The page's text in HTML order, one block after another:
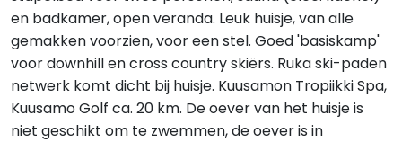
en badkamer, open veranda. Leuk huisje, van alle
gemakken voorzien, voor een stel. Goed 'basiskamp'
voor downhill en cross country skiërs. Ruka ski-paden
netwerk komt dicht bij huisje. Kuusamon Tropiikki Spa,
Kuusamo Golf ca. 20 km. De oever van het huisje is
niet geschikt om te zwemmen, de oever is in